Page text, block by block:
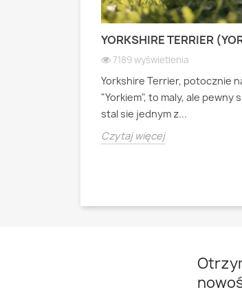
YORKSHIRE TERRIER
7189 wyświetlenia
Yorkshire Terrier, potocznie
"Yorkiem", to maly, ale pewny
stal sie jednym z...
Czytaj więcej